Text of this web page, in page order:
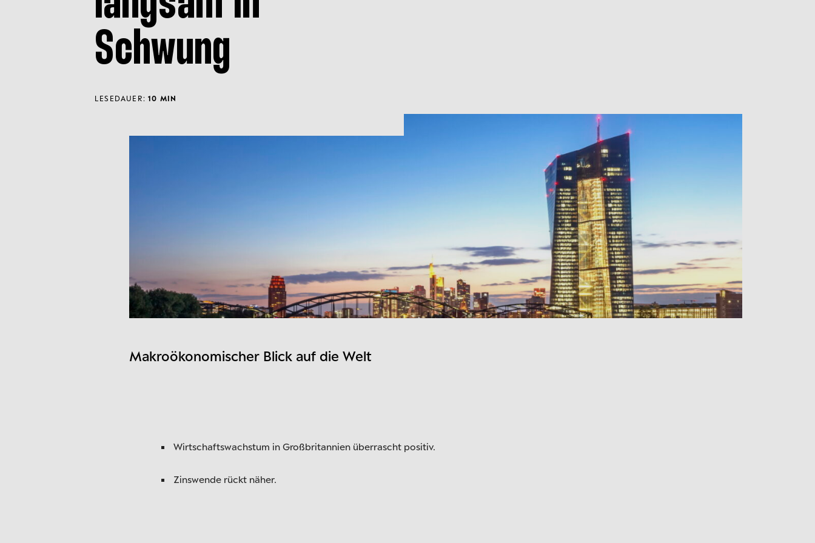
Makroökonomischer Blick auf die Welt
Schwung
LESEDAUER:10 MIN
Wirtschaftswachstum in Großbritannien überrascht positiv.
Zinswende rückt näher.